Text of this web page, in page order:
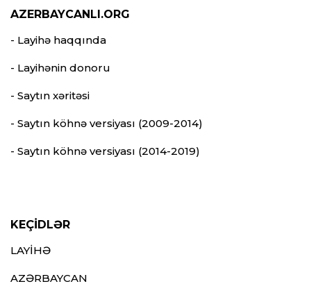
AZERBAYCANLI.ORG
- Layihə haqqında
- Layihənin donoru
- Saytın xəritəsi
- Saytın köhnə versiyası (2009-2014)
- Saytın köhnə versiyası (2014-2019)
KEÇİDLƏR
LAYİHƏ
AZƏRBAYCAN